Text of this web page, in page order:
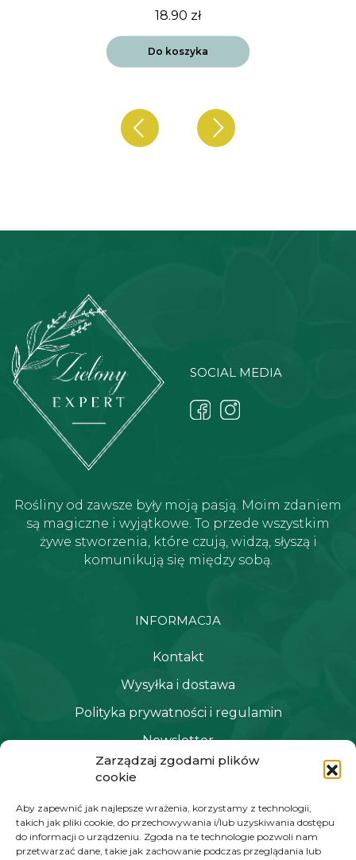
Zarządzaj zgodami plików
cookie
Aby zapewnić jak najlepsze wrażenia, korzystamy z technologii,
takich jak pliki cookie, do przechowywania i/lub uzyskiwania dostępu
do informacji o urządzeniu. Zgoda na te technologie pozwoli nam
przetwarzać dane, takie jak zachowanie podczas przeglądania lub
18.90 zł
Do koszyka
SOCIAL MEDIA
Rośliny od zawsze były moją pasją. Moim zdaniem
są magiczne i wyjątkowe. To przede wszystkim
żywe stworzenia, które czują, widzą, słyszą i
komunikują się między sobą.
INFORMACJA
Kontakt
Wysyłka i dostawa
Polityka prywatności i regulamin
Newsletter
Moje konto